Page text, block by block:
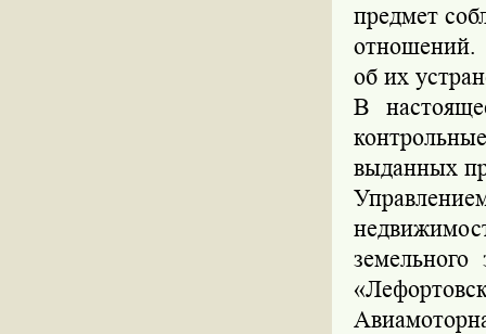
предмет
отношений.
об их
В
выданных